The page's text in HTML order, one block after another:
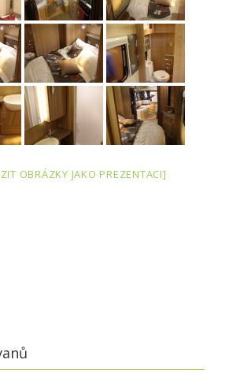
OBRÁZKY JAKO PREZENTACI]